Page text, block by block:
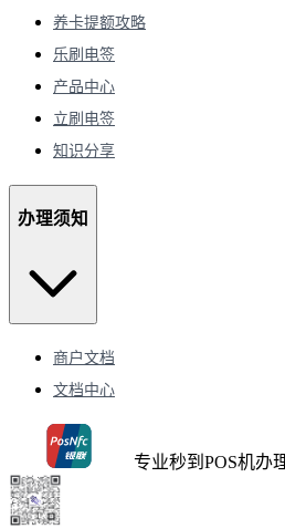
养卡提额攻略
乐刷电签
产品中心
立刷电签
知识分享
办理须知
商户文档
文档中心
专业秒到POS机办